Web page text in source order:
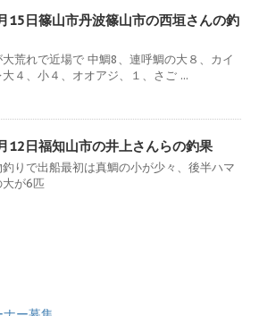
15日篠山市丹波篠山市の西垣さんの釣
荒れで近場で 中鯛8、連呼鯛の大８、カイ
大４、小４、オオアジ、１、さご ...
12日福知山市の井上さんらの釣果
りで出船最初は真鯛の小が少々、後半ハマ
が6匹